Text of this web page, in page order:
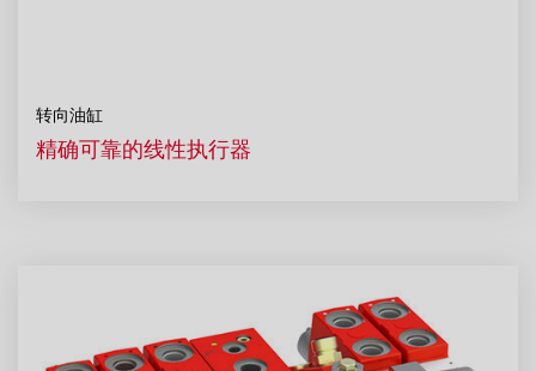
转向油缸
精确可靠的线性执行器